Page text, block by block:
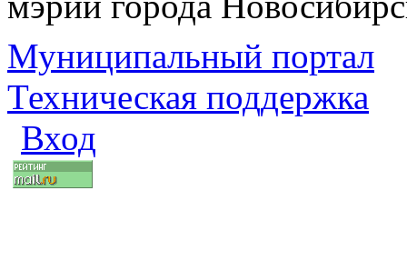
Муниципальный портал
Техническая поддержка
Вход